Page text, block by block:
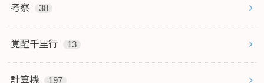
考察 38
覚醒千里行 13
計算機 197